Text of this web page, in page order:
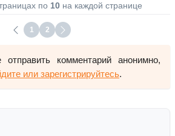
по 10 на каждой странице
1 2
комментарий анонимно,
или зарегистрируйтесь.